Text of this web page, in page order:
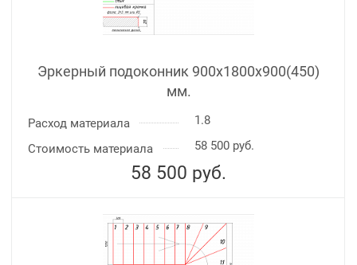
Эркерный подоконник 900х1800х900(450)
мм.
Расход материала
1.8
Стоимость материала
58 500 руб.
58 500 руб.